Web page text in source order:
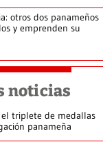
otros dos panameños
y emprenden su
noticias
triplete de medallas
panameña